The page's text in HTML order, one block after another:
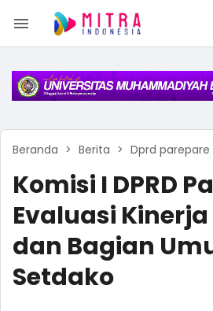
Beranda Berita Dprd parepare
Komisi I DPRD
Evaluasi Kinerja
dan Bagian
Setdako